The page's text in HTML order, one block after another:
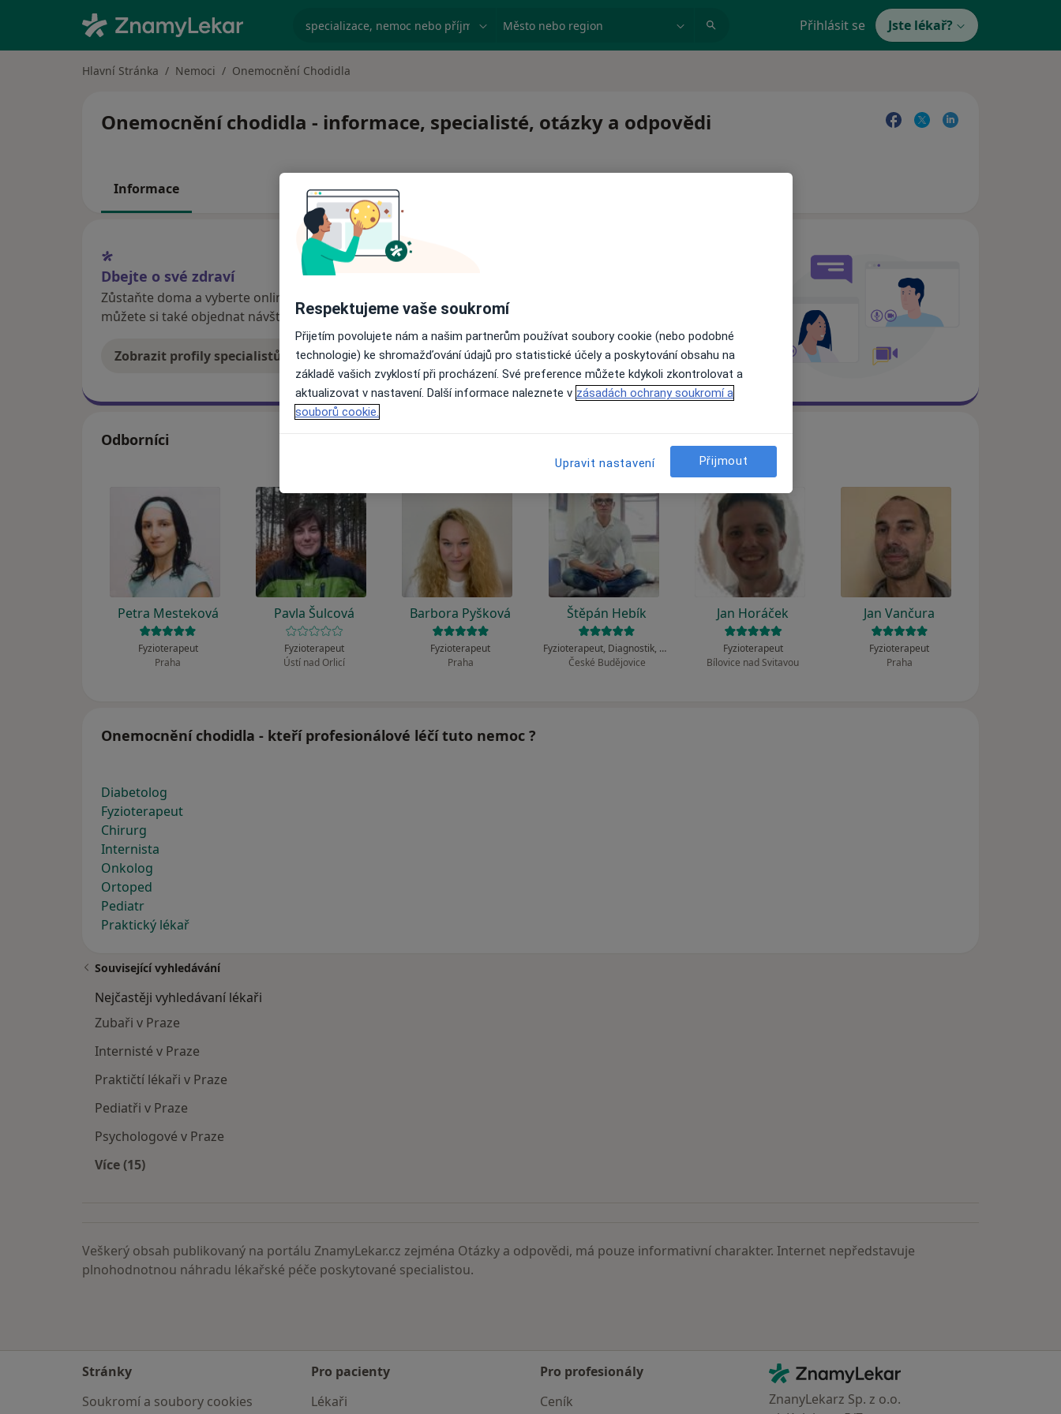
specializace, nemoc nebo příjmení Město nebo region Přihlásit se Jste lékař?
Hlavní Stránka Nemoci Onemocnění Chodidla
Onemocnění chodidla - informace, specialisté, otázky a odpovědi
Informace
Dbejte o své zdraví
Zůstaňte doma a vyberte online konzultaci pro zahájení nebo pokračování léčby. Pokud to potřebujete,
můžete si také objednat návštěvu v ordinaci.
Zobrazit profily specialistů Jak to funguje?
Odborníci
Petra Mesteková
Fyzioterapeut
Praha
Pavla Šulcová
Fyzioterapeut
Ústí nad Orlicí
Barbora Pyšková
Fyzioterapeut
Praha
Štěpán Hebík
Fyzioterapeut, Diagnostik, Ostatní
České Budějovice
Jan Horáček
Fyzioterapeut
Bílovice nad Svitavou
Jan Vančura
Fyzioterapeut
Praha
Onemocnění chodidla - kteří profesionálové léčí tuto nemoc ?
Diabetolog
Fyzioterapeut
Chirurg
Internista
Onkolog
Ortoped
Pediatr
Praktický lékař
Související vyhledávání
Nejčastěji vyhledávaní lékaři
Zubaři v Praze
Internisté v Praze
Praktičtí lékaři v Praze
Pediatři v Praze
Psychologové v Praze
Více (15)
Veškerý obsah publikovaný na portálu ZnamyLekar.cz zejména Otázky a odpovědi, má pouze informativní charakter. Internet nepředstavuje
plnohodnotnou náhradu lékařské péče poskytované specialistou.
Stránky
Soukromí a soubory cookies
Pro pacienty
Lékaři
Pro profesionály
Ceník
Kontakt
ZnamyLekar - Hlavní stránka
ZnanyLekarz Sp. z o.o.
Respektujeme vaše soukromí
Přijetím povolujete nám a našim partnerům používat soubory cookie (nebo podobné
technologie) ke shromažďování údajů pro statistické účely a poskytování obsahu na
základě vašich zvyklostí při procházení. Své preference můžete kdykoli zkontrolovat a
aktualizovat v nastavení. Další informace naleznete v zásadách ochrany soukromí a
souborů cookie.
Upravit nastavení Přijmout